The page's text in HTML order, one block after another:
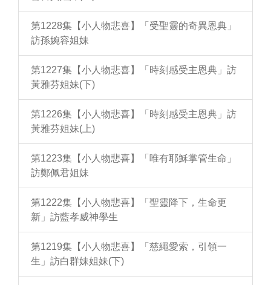
第1228集【小人物悲喜】「受聖靈的奇異恩典」
訪孫婉容姐妹
第1227集【小人物悲喜】「時刻感受主恩典」訪
黃雅芬姐妹(下)
第1226集【小人物悲喜】「時刻感受主恩典」訪
黃雅芬姐妹(上)
第1223集【小人物悲喜】「唯有耶穌掌管生命」
訪鄭佩君姐妹
第1222集【小人物悲喜】「聖靈降下，生命更
新」訪藍孝威神學生
第1219集【小人物悲喜】「慈繩愛索，引領一
生」訪白群妹姐妹(下)